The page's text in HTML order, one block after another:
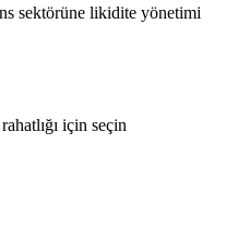
sektörüne likidite yönetimi
için seçin